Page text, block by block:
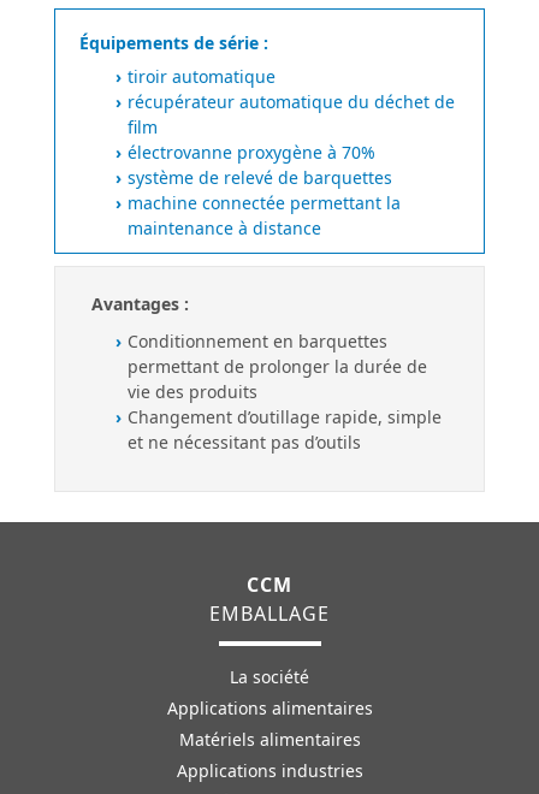
Équipements de série :
tiroir automatique
récupérateur automatique du déchet de
film
électrovanne proxygène à 70%
système de relevé de barquettes
machine connectée permettant la
maintenance à distance
Avantages :
Conditionnement en barquettes
permettant de prolonger la durée de
vie des produits
Changement d’outillage rapide, simple
et ne nécessitant pas d’outils
CCM
EMBALLAGE
La société
Applications alimentaires
Matériels alimentaires
Applications industries